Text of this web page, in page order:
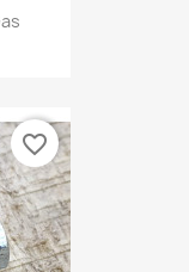
favorite_border